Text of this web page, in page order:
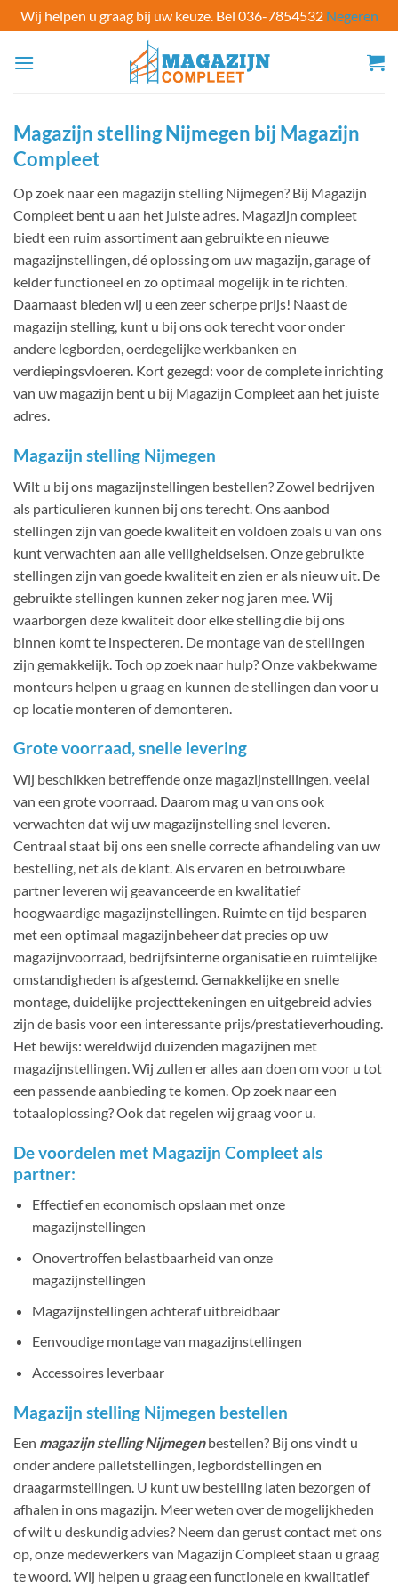
Wij helpen u graag bij uw keuze. Bel 036-7854532 Negeren
naar
Magazijn stelling Nijmegen bij Magazijn
Compleet
Op zoek naar een magazijn stelling Nijmegen? Bij Magazijn
Compleet bent u aan het juiste adres. Magazijn compleet
biedt een ruim assortiment aan gebruikte en nieuwe
magazijnstellingen, dé oplossing om uw magazijn, garage of
kelder functioneel en zo optimaal mogelijk in te richten.
Daarnaast bieden wij u een zeer scherpe prijs! Naast de
magazijn stelling, kunt u bij ons ook terecht voor onder
andere legborden, oerdegelijke werkbanken en
verdiepingsvloeren. Kort gezegd: voor de complete inrichting
van uw magazijn bent u bij Magazijn Compleet aan het juiste
adres.
Magazijn stelling Nijmegen
Wilt u bij ons magazijnstellingen bestellen? Zowel bedrijven
als particulieren kunnen bij ons terecht. Ons aanbod
stellingen zijn van goede kwaliteit en voldoen zoals u van ons
kunt verwachten aan alle veiligheidseisen. Onze gebruikte
stellingen zijn van goede kwaliteit en zien er als nieuw uit. De
gebruikte stellingen kunnen zeker nog jaren mee. Wij
waarborgen deze kwaliteit door elke stelling die bij ons
binnen komt te inspecteren. De montage van de stellingen
zijn gemakkelijk. Toch op zoek naar hulp? Onze vakbekwame
monteurs helpen u graag en kunnen de stellingen dan voor u
op locatie monteren of demonteren.
Grote voorraad, snelle levering
Wij beschikken betreffende onze magazijnstellingen, veelal
van een grote voorraad. Daarom mag u van ons ook
verwachten dat wij uw magazijnstelling snel leveren.
Centraal staat bij ons een snelle correcte afhandeling van uw
bestelling, net als de klant. Als ervaren en betrouwbare
partner leveren wij geavanceerde en kwalitatief
hoogwaardige magazijnstellingen. Ruimte en tijd besparen
met een optimaal magazijnbeheer dat precies op uw
magazijnvoorraad, bedrijfsinterne organisatie en ruimtelijke
omstandigheden is afgestemd. Gemakkelijke en snelle
montage, duidelijke projecttekeningen en uitgebreid advies
zijn de basis voor een interessante prijs/prestatieverhouding.
Het bewijs: wereldwijd duizenden magazijnen met
magazijnstellingen. Wij zullen er alles aan doen om voor u tot
een passende aanbieding te komen. Op zoek naar een
totaaloplossing? Ook dat regelen wij graag voor u.
De voordelen met Magazijn Compleet als
partner:
Effectief en economisch opslaan met onze
magazijnstellingen
Onovertroffen belastbaarheid van onze
magazijnstellingen
Magazijnstellingen achteraf uitbreidbaar
Eenvoudige montage van magazijnstellingen
Accessoires leverbaar
Magazijn stelling Nijmegen bestellen
Een magazijn stelling Nijmegenbestellen? Bij ons vindt u
onder andere palletstellingen, legbordstellingen en
draagarmstellingen. U kunt uw bestelling laten bezorgen of
afhalen in ons magazijn. Meer weten over de mogelijkheden
of wilt u deskundig advies? Neem dan gerust contact met ons
op, onze medewerkers van Magazijn Compleet staan u graag
te woord. Wij helpen u graag een functionele en kwalitatief